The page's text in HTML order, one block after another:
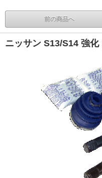
前の商品へ
ニッサン S13/S14 強